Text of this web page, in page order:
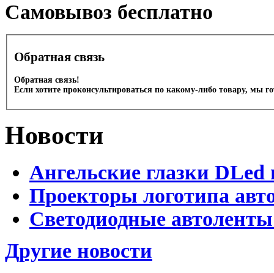
Cамовывоз бесплатно
Обратная связь
Обратная связь!
Если хотите проконсультироваться по какому-либо товару, мы
Новости
Ангельские глазки DLed
Проекторы логотипа
Светодиодные
Другие новости